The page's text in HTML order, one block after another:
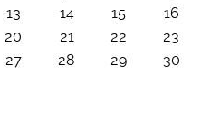
13 14 15
16
20 21 22
23
27 28 29
30